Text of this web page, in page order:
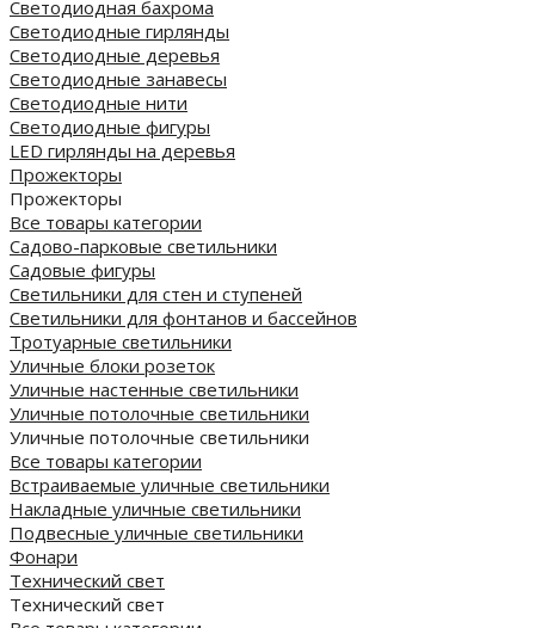
Светодиодная бахрома
Светодиодные гирлянды
Светодиодные деревья
Светодиодные занавесы
Светодиодные нити
Светодиодные фигуры
LED гирлянды на деревья
Прожекторы
Прожекторы
Все товары категории
Садово-парковые светильники
Садовые фигуры
Светильники для стен и ступеней
Светильники для фонтанов и бассейнов
Тротуарные светильники
Уличные блоки розеток
Уличные настенные светильники
Уличные потолочные светильники
Уличные потолочные светильники
Все товары категории
Встраиваемые уличные светильники
Накладные уличные светильники
Подвесные уличные светильники
Фонари
Технический свет
Технический свет